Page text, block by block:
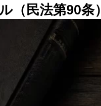
（民法第90条）